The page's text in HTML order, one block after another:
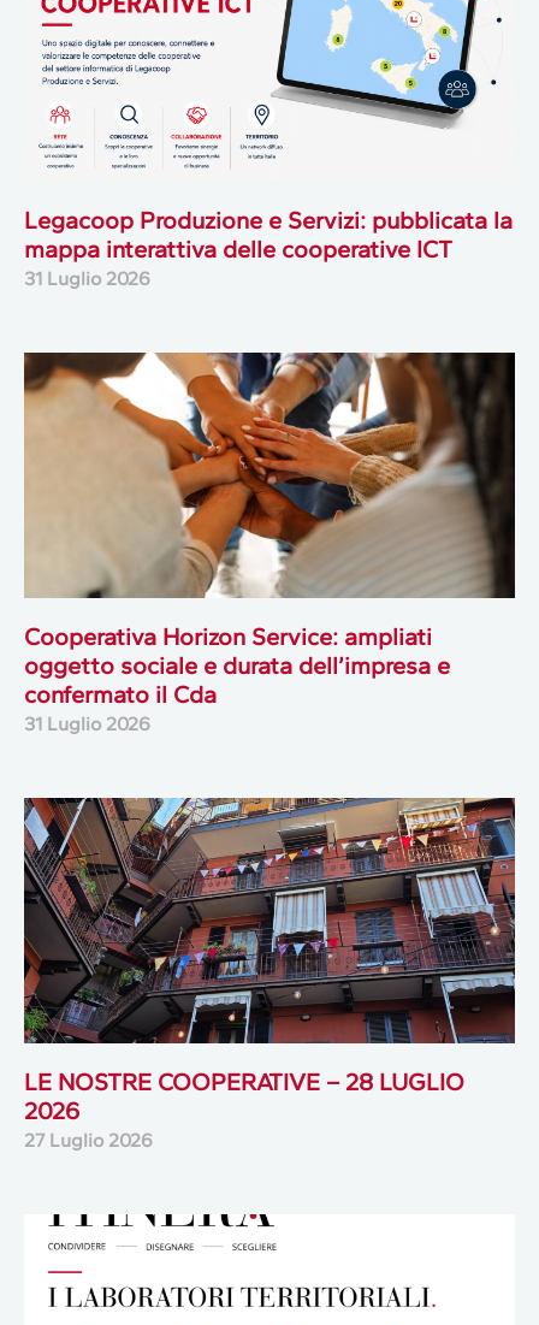
Legacoop Produzione e Servizi: pubblicata la
mappa interattiva delle cooperative ICT
31 Luglio 2026
Cooperativa Horizon Service: ampliati
oggetto sociale e durata dell’impresa e
confermato il Cda
31 Luglio 2026
LE NOSTRE COOPERATIVE – 28 LUGLIO
2026
27 Luglio 2026